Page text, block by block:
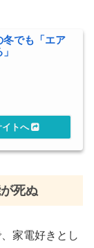
冬でも「エア
死ぬ
家電好きとし